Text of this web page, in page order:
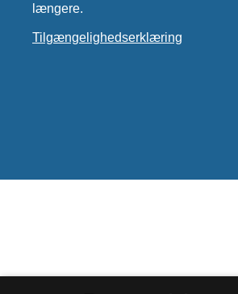
længere.
Tilgængelighedserklæring